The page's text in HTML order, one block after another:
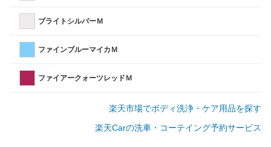
ブライトシルバーＭ
ファインブルーマイカＭ
ファイアークォーツレッドＭ
楽天市場でボディ洗浄・ケア用品を探す
楽天Carの洗車・コーテイング予約サービス